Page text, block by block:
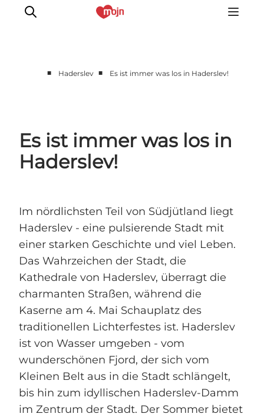
Natur
Übernachtung
Veranstaltungen
■ Haderslev ■ Es ist immer was los in Haderslev!
Es ist immer was los in
Haderslev!
Im nördlichsten Teil von Südjütland liegt
Haderslev - eine pulsierende Stadt mit
einer starken Geschichte und viel Leben.
Das Wahrzeichen der Stadt, die
Kathedrale von Haderslev, überragt die
charmanten Straßen, während die
Kaserne am 4. Mai Schauplatz des
traditionellen Lichterfestes ist. Haderslev
ist von Wasser umgeben - vom
wunderschönen Fjord, der sich vom
Kleinen Belt aus in die Stadt schlängelt,
bis hin zum idyllischen Haderslev-Damm
im Zentrum der Stadt. Der Sommer bietet